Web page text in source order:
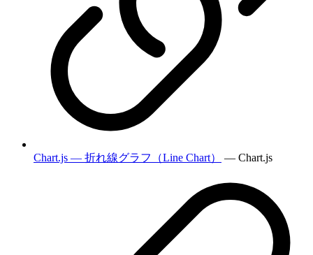
Chart.js — 折れ線グラフ（Line Chart） — Chart.js